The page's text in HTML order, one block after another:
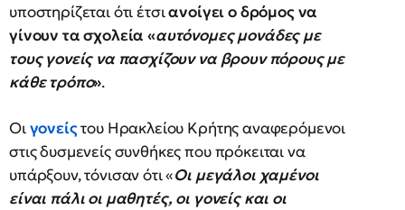
υποστηρίζεται ότι έτσιανοίγει ο δρόμος να
γίνουν τα σχολεία «αυτόνομες μονάδες με
τους γονείς να πασχίζουν να βρουν πόρους με
κάθε τρόπο».
Οιγονείςτου Ηρακλείου Κρήτης αναφερόμενοι
στις δυσμενείς συνθήκες που πρόκειται να
υπάρξουν, τόνισαν ότι «Οι μεγάλοι χαμένοι
είναι πάλι οι μαθητές, οι γονείς και οι